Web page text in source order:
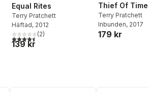
Equal Rites
Terry Pratchett
Häftad, 2012
4,5utav 5 stjärnor. Totalt antal röster:
(2)
139 kr
Thief Of Time
Terry Pratchett
Inbunden, 2017
179 kr